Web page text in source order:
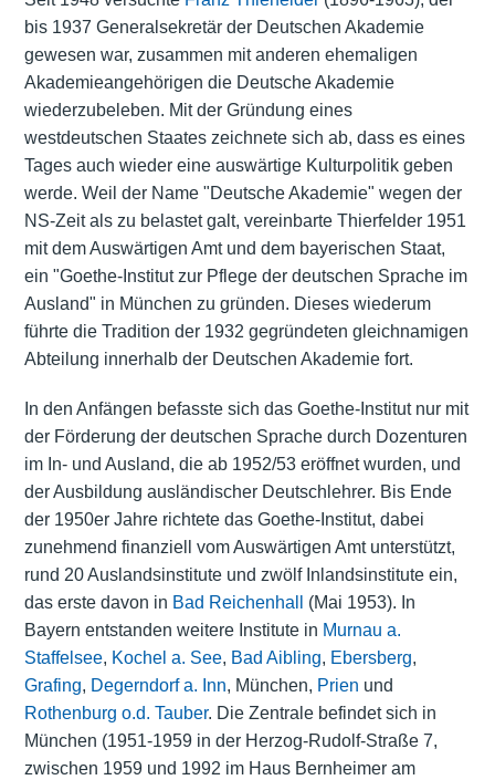
bis 1937 Generalsekretär der Deutschen Akademie
gewesen war, zusammen mit anderen ehemaligen
Akademieangehörigen die Deutsche Akademie
wiederzubeleben. Mit der Gründung eines
westdeutschen Staates zeichnete sich ab, dass es eines
Tages auch wieder eine auswärtige Kulturpolitik geben
werde. Weil der Name "Deutsche Akademie" wegen der
NS-Zeit als zu belastet galt, vereinbarte Thierfelder 1951
mit dem Auswärtigen Amt und dem bayerischen Staat,
ein "Goethe-Institut zur Pflege der deutschen Sprache im
Ausland" in München zu gründen. Dieses wiederum
führte die Tradition der 1932 gegründeten gleichnamigen
Abteilung innerhalb der Deutschen Akademie fort.
In den Anfängen befasste sich das Goethe-Institut nur mit
der Förderung der deutschen Sprache durch Dozenturen
im In- und Ausland, die ab 1952/53 eröffnet wurden, und
der Ausbildung ausländischer Deutschlehrer. Bis Ende
der 1950er Jahre richtete das Goethe-Institut, dabei
zunehmend finanziell vom Auswärtigen Amt unterstützt,
rund 20 Auslandsinstitute und zwölf Inlandsinstitute ein,
das erste davon in Bad Reichenhall
(Mai 1953). In
Bayern entstanden weitere Institute in Murnau a.
Staffelsee, Kochel a. See, Bad Aibling, Ebersberg,
Grafing, Degerndorf a. Inn, München, Prien und
Rothenburg o.d. Tauber. Die Zentrale befindet sich in
München (1951-1959 in der Herzog-Rudolf-Straße 7,
zwischen 1959 und 1992 im Haus Bernheimer am